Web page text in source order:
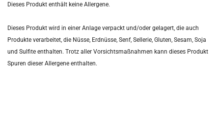
Dieses Produkt enthält keine Allergene.
Dieses Produkt wird in einer Anlage verpackt und/oder gelagert, die auch
Produkte verarbeitet, die Nüsse, Erdnüsse, Senf, Sellerie, Gluten, Sesam, Soja
und Sulfite enthalten. Trotz aller Vorsichtsmaßnahmen kann dieses Produkt
Spuren dieser Allergene enthalten.